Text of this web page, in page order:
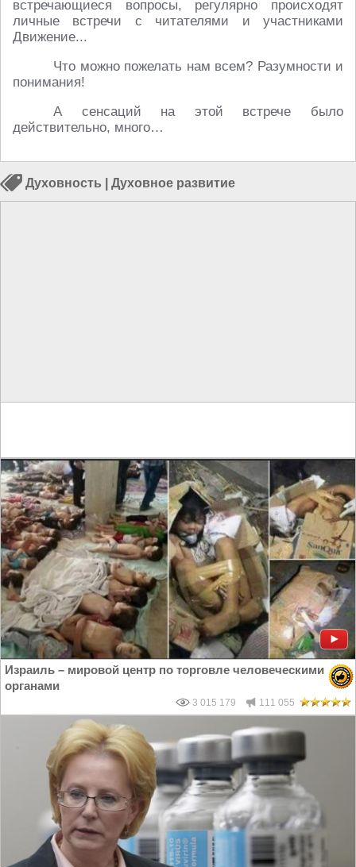
встречающиеся вопросы, регулярно происходят
личные встречи с читателями и участниками
Движение...
Что можно пожелать нам всем? Разумности и
понимания!
А сенсаций на этой встрече было
действительно, много…
Духовность Духовное развитие
Израиль – мировой центр по торговле человеческими
органами
3 015 179 111 055